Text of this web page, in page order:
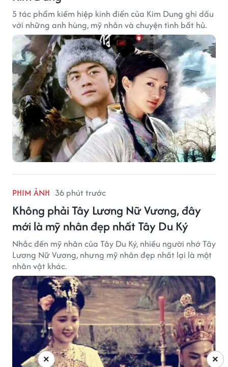
5 tác phẩm kiếm hiệp kinh điển của Kim Dung ghi dấu
với những anh hùng, mỹ nhân và chuyện tình bất hủ.
PHIM ẢNH 36 phút trước
Không phải Tây Lương Nữ Vương, đây
mới là mỹ nhân đẹp nhất Tây Du Ký
Nhắc đến mỹ nhân của Tây Du Ký, nhiều người nhớ Tây
Lương Nữ Vương, nhưng mỹ nhân đẹp nhất lại là một
nhân vật khác.
×
×